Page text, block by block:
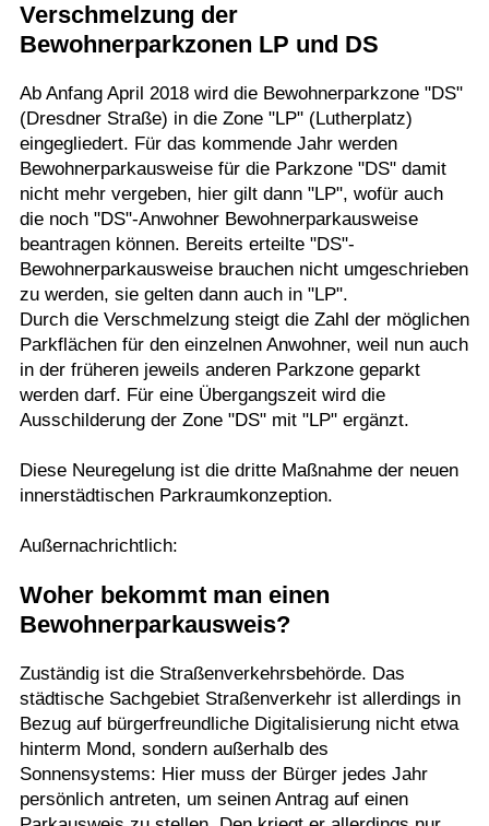
Verschmelzung der
Bewohnerparkzonen LP und DS
Ab Anfang April 2018 wird die Bewohnerparkzone "DS"
(Dresdner Straße) in die Zone "LP" (Lutherplatz)
eingegliedert. Für das kommende Jahr werden
Bewohnerparkausweise für die Parkzone "DS" damit
nicht mehr vergeben, hier gilt dann "LP", wofür auch
die noch "DS"-Anwohner Bewohnerparkausweise
beantragen können. Bereits erteilte "DS"-
Bewohnerparkausweise brauchen nicht umgeschrieben
zu werden, sie gelten dann auch in "LP".
Durch die Verschmelzung steigt die Zahl der möglichen
Parkflächen für den einzelnen Anwohner, weil nun auch
in der früheren jeweils anderen Parkzone geparkt
werden darf. Für eine Übergangszeit wird die
Ausschilderung der Zone "DS" mit "LP" ergänzt.
Diese Neuregelung ist die dritte Maßnahme der neuen
innerstädtischen Parkraumkonzeption.
Außernachrichtlich:
Woher bekommt man einen
Bewohnerparkausweis?
Zuständig ist die Straßenverkehrsbehörde. Das
städtische Sachgebiet Straßenverkehr ist allerdings in
Bezug auf bürgerfreundliche Digitalisierung nicht etwa
hinterm Mond, sondern außerhalb des
Sonnensystems: Hier muss der Bürger jedes Jahr
persönlich antreten, um seinen Antrag auf einen